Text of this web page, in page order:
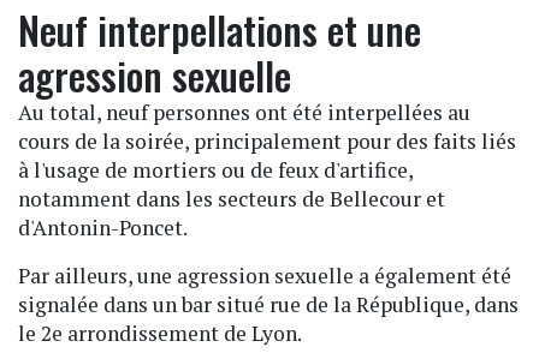
Neuf interpellations et une
agression sexuelle
Au total, neuf personnes ont été interpellées au
cours de la soirée, principalement pour des faits liés
à l'usage de mortiers ou de feux d'artifice,
notamment dans les secteurs de Bellecour et
d'Antonin-Poncet.
Par ailleurs, une agression sexuelle a également été
signalée dans un bar situé rue de la République, dans
le 2e arrondissement de Lyon.